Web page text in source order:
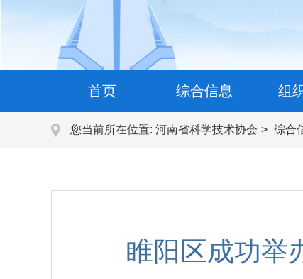
首页 综合信息 组
您当前所在位置: 河南省科学技术协会 综合
睢阳区成功举